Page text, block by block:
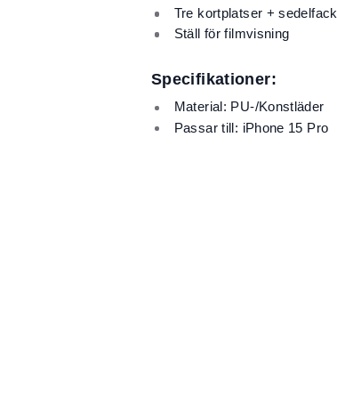
Tre kortplatser + sedelfack
Ställ för filmvisning
Specifikationer:
Material: PU-/Konstläder
Passar till: iPhone 15 Pro